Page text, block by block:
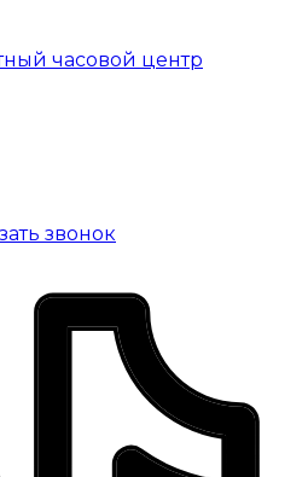
часовой центр
звонок